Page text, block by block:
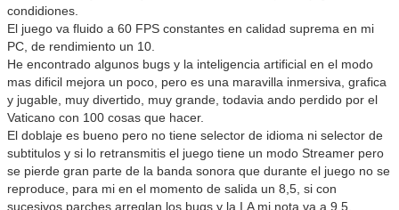
condidiones.
El juego va fluido a 60 FPS constantes en calidad suprema en mi
PC, de rendimiento un 10.
He encontrado algunos bugs y la inteligencia artificial en el modo
mas dificil mejora un poco, pero es una maravilla inmersiva, grafica
y jugable, muy divertido, muy grande, todavia ando perdido por el
Vaticano con 100 cosas que hacer.
El doblaje es bueno pero no tiene selector de idioma ni selector de
subtitulos y si lo retransmitis el juego tiene un modo Streamer pero
se pierde gran parte de la banda sonora que durante el juego no se
reproduce, para mi en el momento de salida un 8,5, si con
sucesivos parches arreglan los bugs y la I.A mi nota va a 9,5.